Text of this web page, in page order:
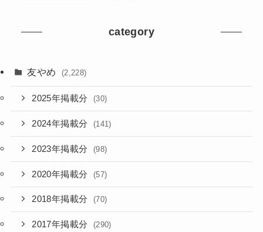
category
友やめ (2,228)
2025年掲載分 (30)
2024年掲載分 (141)
2023年掲載分 (98)
2020年掲載分 (57)
2018年掲載分 (70)
2017年掲載分 (290)